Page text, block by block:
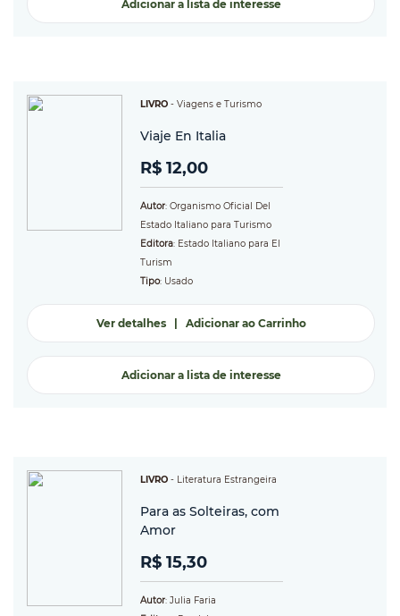
Adicionar a lista de interesse
LIVRO - Viagens e Turismo
Viaje En Italia
R$ 12,00
Autor: Organismo Oficial Del
Estado Italiano para Turismo
Editora: Estado Italiano para El
Turism
Tipo: Usado
Ver detalhes| Adicionar ao Carrinho
Adicionar a lista de interesse
LIVRO - Literatura Estrangeira
Para as Solteiras, com
Amor
R$ 15,30
Autor: Julia Faria